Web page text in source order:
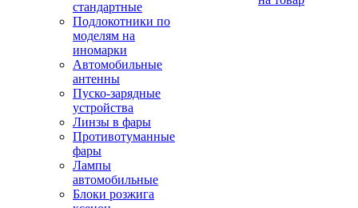
стандартные
Подлокотники по
моделям на
иномарки
Автомобильные
антенны
Пуско-зарядные
устройства
Линзы в фары
Противотуманные
фары
Лампы
автомобильные
Блоки розжига